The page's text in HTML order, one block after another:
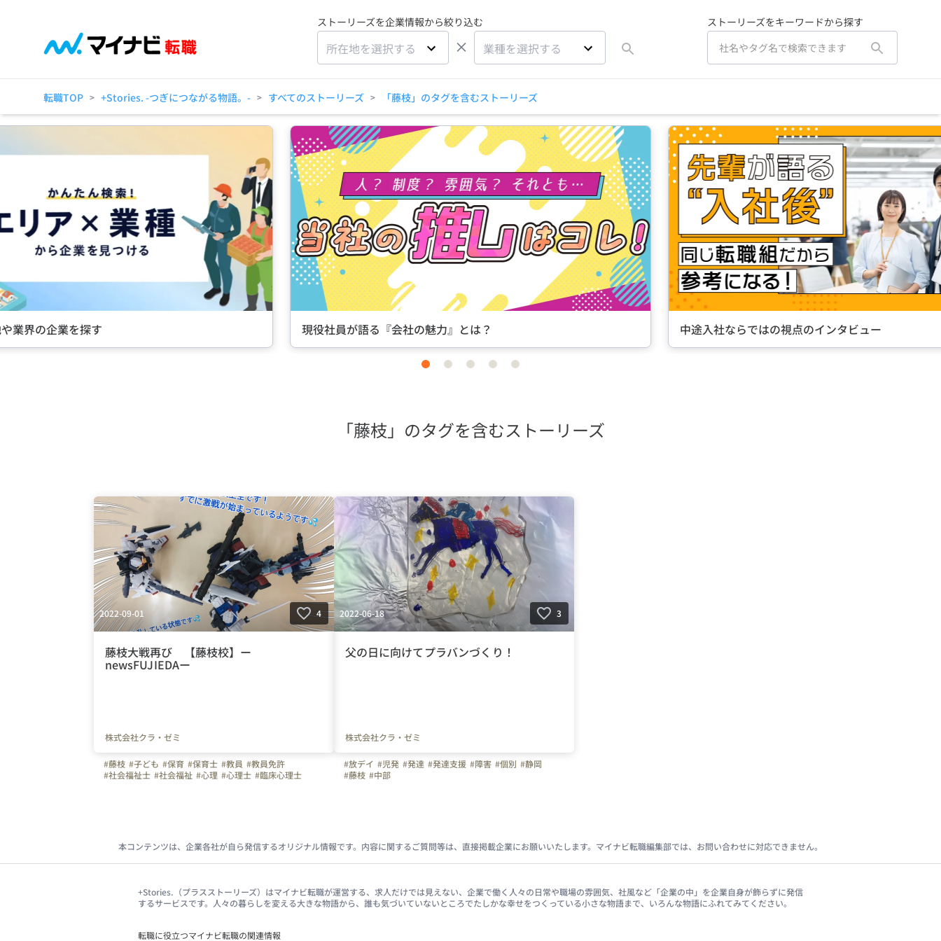
ストーリーズを企業情報から絞り込む
所在地を選択する × 業種を選択する
ストーリーズをキーワードから探す
転職TOP > +Stories. -つぎにつながる物語。- > すべてのストーリーズ > 「藤枝」のタグを含むストーリーズ
現役社員が語る『会社の魅力』とは？ 中途入社ならではの視点のインタビュー
item item item item item
「藤枝」のタグを含むストーリーズ
2022-09-01 4
藤枝大戦再び 【藤枝校】ー
newsFUJIEDAー
株式会社クラ・ゼミ
#藤枝 #子ども #保育 #保育士 #教員 #教員免許
#社会福祉士 #社会福祉 #心理 #心理士 #臨床心理士
2022-06-18 3
父の日に向けてプラバンづくり！
株式会社クラ・ゼミ
#放デイ #児発 #発達 #発達支援 #障害 #個別 #静岡
#藤枝 #中部
本コンテンツは、企業各社が自ら発信するオリジナル情報です。内容に関するご質問等は、直接掲載企業にお願いいたします。マイナビ転職編集部では、お問い合わせに対応できません。
+Stories.（プラスストーリーズ）はマイナビ転職が運営する、求人だけでは見えない、企業で働く人々の日常や職場の雰囲気、社風など「企業の中」を企業自身が飾らずに発信
するサービスです。人々の暮らしを変える大きな物語から、誰も気づいていないところでたしかな幸せをつくっている小さな物語まで、いろんな物語にふれてみてください。
転職に役立つマイナビ転職の関連情報